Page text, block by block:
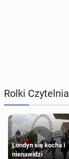
Rolki Czytelnia
Londyn się kocha i
nienawidzi